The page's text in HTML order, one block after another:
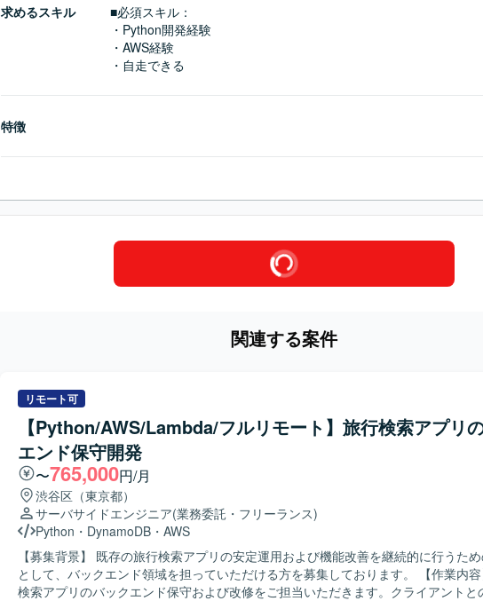
求めるスキル
■必須スキル：
・Python開発経験
・AWS経験
・自走できる
特徴
関連する案件
リモート可
【Python/AWS/Lambda/フルリモート】旅行検索アプリ
エンド保守開発
〜765,000円/月
渋谷区（東京都）
サーバサイドエンジニア(業務委託・フリーランス)
Python ・ DynamoDB ・ AWS
【募集背景】 既存の旅行検索アプリの安定運用および機能改善を継続的に行うた
として、バックエンド領域を担っていただける方を募集しております。 【作業内容】 既存旅行
検索アプリのバックエンド保守および改修をご担当いただきます。クライアントと